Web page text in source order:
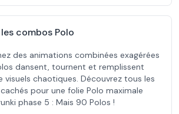
combos Polo
des animations combinées exagérées
dansent, tournent et remplissent
visuels chaotiques. Découvrez tous les
pour une folie Polo maximale
phase 5 : Mais 90 Polos !